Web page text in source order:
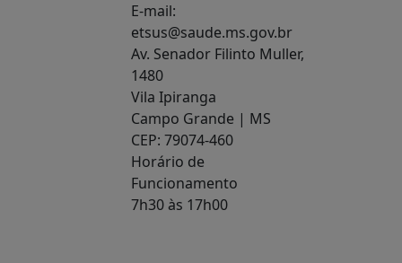
E-mail:
etsus@saude.ms.gov.br
Av. Senador Filinto Muller,
1480
Vila Ipiranga
Campo Grande | MS
CEP: 79074-460
Horário de
Funcionamento
7h30 às 17h00